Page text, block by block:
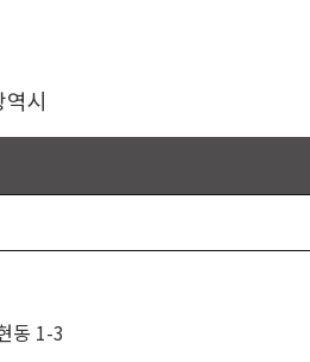
시
동 1-3